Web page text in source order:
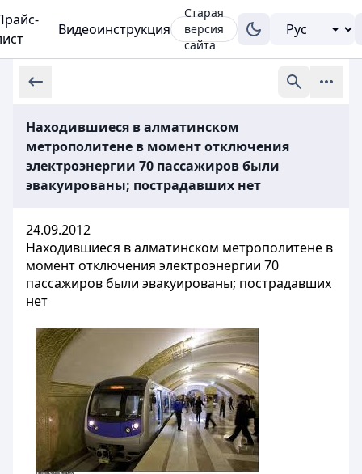
Видеоинструкция
Старая
версия
сайта
Находившиеся в алматинском
метрополитене в момент отключения
электроэнергии 70 пассажиров были
эвакуированы; пострадавших нет
24.09.2012
Находившиеся в алматинском метрополитене в
момент отключения электроэнергии 70
пассажиров были эвакуированы; пострадавших
нет